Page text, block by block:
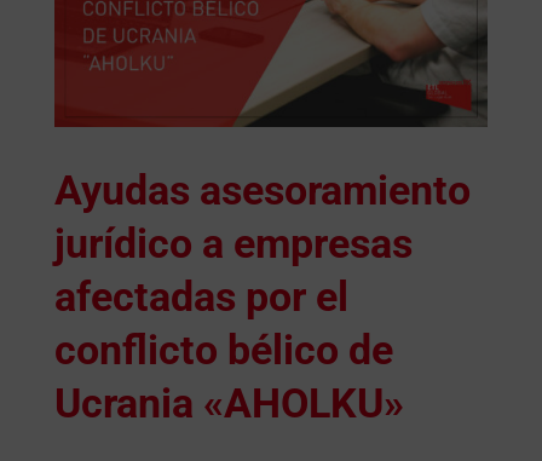
Ayudas asesoramiento
jurídico a empresas
afectadas por el
conflicto bélico de
Ucrania «AHOLKU»